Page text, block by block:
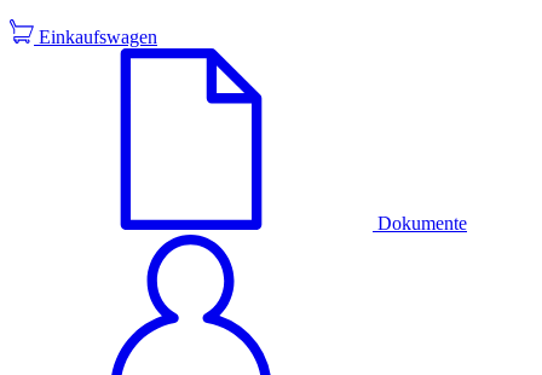
Einkaufswagen
Dokumente